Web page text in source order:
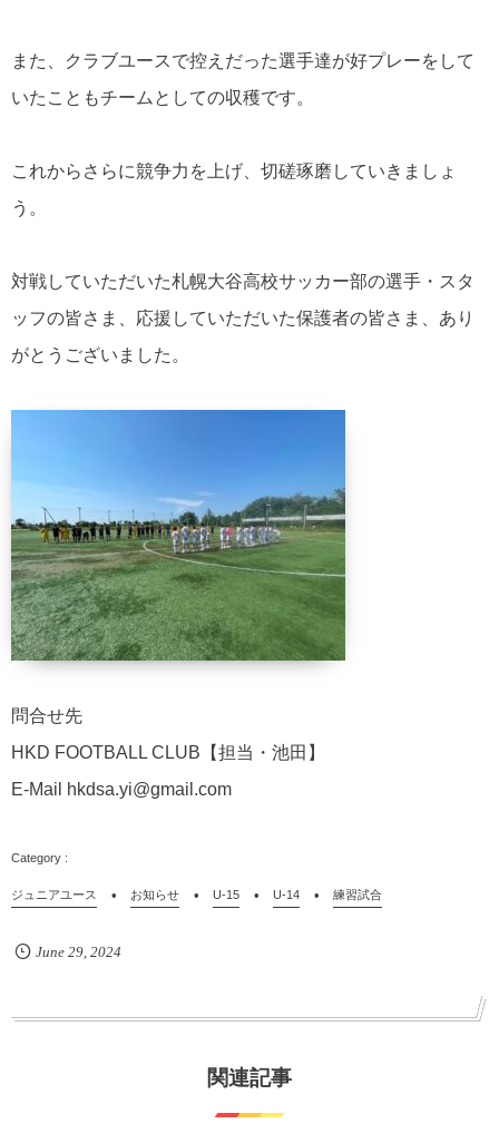
また、クラブユースで控えだった選手達が好プレーをして
いたこともチームとしての収穫です。
これからさらに競争力を上げ、切磋琢磨していきましょ
う。
対戦していただいた札幌大谷高校サッカー部の選手・スタ
ッフの皆さま、応援していただいた保護者の皆さま、あり
がとうございました。
問合せ先
HKD FOOTBALL CLUB【担当・池田】
E-Mail hkdsa.yi@gmail.com
ジュニアユース お知らせ U-15 U-14 練習試合
June 29, 2024
関連記事